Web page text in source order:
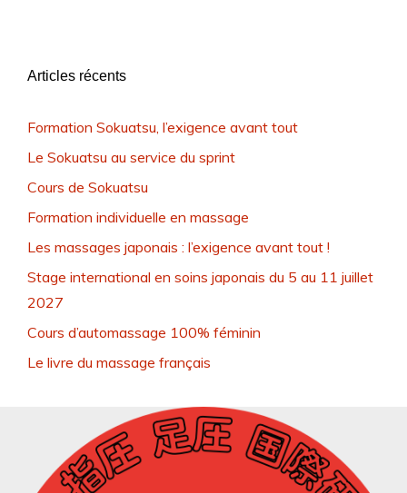
Articles récents
Formation Sokuatsu, l’exigence avant tout
Le Sokuatsu au service du sprint
Cours de Sokuatsu
Formation individuelle en massage
Les massages japonais : l’exigence avant tout !
Stage international en soins japonais du 5 au 11 juillet
2027
Cours d’automassage 100% féminin
Le livre du massage français